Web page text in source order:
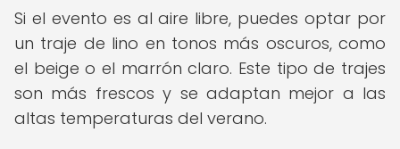
Si el evento es al aire libre, puedes optar por
un traje de lino en tonos más oscuros, como
el beige o el marrón claro. Este tipo de trajes
son más frescos y se adaptan mejor a las
altas temperaturas del verano.